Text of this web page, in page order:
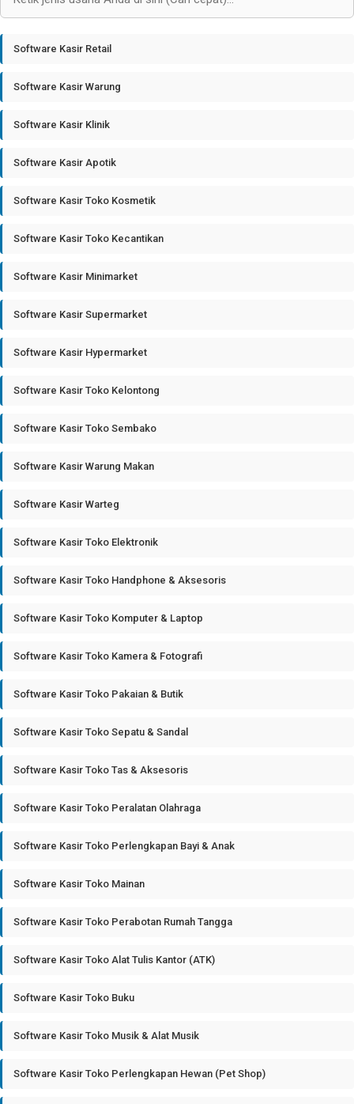
Software Kasir Retail
Software Kasir Warung
Software Kasir Klinik
Software Kasir Apotik
Software Kasir Toko Kosmetik
Software Kasir Toko Kecantikan
Software Kasir Minimarket
Software Kasir Supermarket
Software Kasir Hypermarket
Software Kasir Toko Kelontong
Software Kasir Toko Sembako
Software Kasir Warung Makan
Software Kasir Warteg
Software Kasir Toko Elektronik
Software Kasir Toko Handphone & Aksesoris
Software Kasir Toko Komputer & Laptop
Software Kasir Toko Kamera & Fotografi
Software Kasir Toko Pakaian & Butik
Software Kasir Toko Sepatu & Sandal
Software Kasir Toko Tas & Aksesoris
Software Kasir Toko Peralatan Olahraga
Software Kasir Toko Perlengkapan Bayi & Anak
Software Kasir Toko Mainan
Software Kasir Toko Perabotan Rumah Tangga
Software Kasir Toko Alat Tulis Kantor (ATK)
Software Kasir Toko Buku
Software Kasir Toko Musik & Alat Musik
Software Kasir Toko Perlengkapan Hewan (Pet Shop)